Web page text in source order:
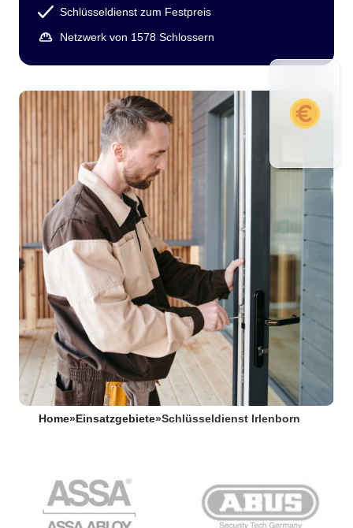
Schlüsseldienst zum Festpreis
Netzwerk von 1578 Schlossern
Home» Einsatzgebiete»Schlüsseldienst Irlenborn